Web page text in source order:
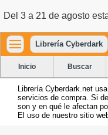
Del 3 a 21 de agosto
Librería Cyberdark
Inicio Buscar
Librería Cyberdark.net
servicios de compra. Si
son y en qué le afectan
El uso de nuestro sitio